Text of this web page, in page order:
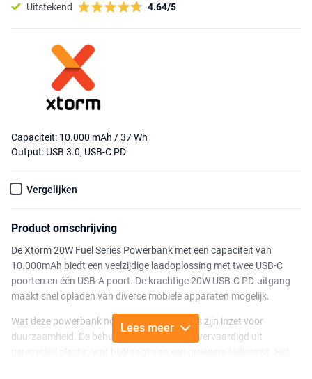
Uitstekend
4.64/5
Capaciteit: 10.000 mAh / 37 Wh
Output: USB 3.0, USB-C PD
Vergelijken
Product omschrijving
De Xtorm 20W Fuel Series Powerbank met een capaciteit van
10.000mAh biedt een veelzijdige laadoplossing met twee USB-C
poorten en één USB-A poort. De krachtige 20W USB-C PD-uitgang
maakt snel opladen van diverse mobiele apparaten mogelijk.
Wat deze powerbank nog specialer maakt, is zijn inzet voor
duurzaamheid. De behuizing is grotendeels vervaardigd uit
Lees meer